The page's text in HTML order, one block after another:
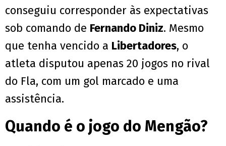
conseguiu corresponder às expectativas
sob comando de Fernando Diniz. Mesmo
que tenha vencido a Libertadores, o
atleta disputou apenas 20 jogos no rival
do Fla, com um gol marcado e uma
assistência.
Quando é o jogo do Mengão?